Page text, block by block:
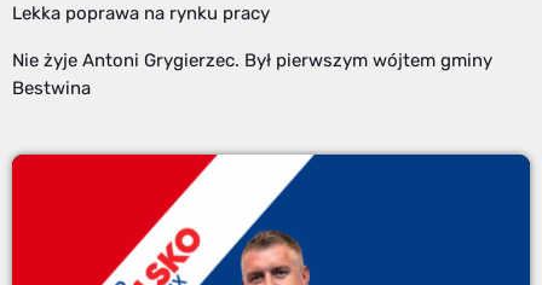
Lekka poprawa na rynku pracy
Nie żyje Antoni Grygierzec. Był pierwszym wójtem gminy
Bestwina